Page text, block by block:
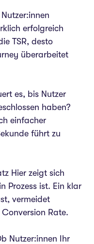
erfolgreich
TSR, desto
überarbeitet
es, bis Nutzer
haben?
einfacher
führt zu
Hier zeigt sich
Prozess ist. Ein klar
vermeidet
Rate.
Nutzer:innen Ihr